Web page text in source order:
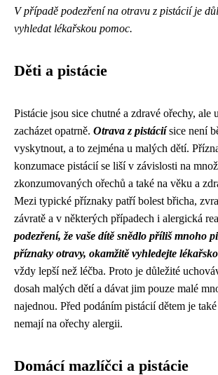
V případě podezření na otravu z pistácií je
vyhledat lékařskou pomoc.
Děti a pistácie
Pistácie jsou sice chutné a zdravé ořechy, ale
zacházet opatrně. Otrava z pistáciísice není
vyskytnout, a to zejména u malých dětí.
konzumace pistácií se liší v závislosti na
zkonzumovaných ořechů a také na věku a
Mezi typické příznaky patří bolest břicha,
závratě a v některých případech i alergická
podezření, že vaše dítě snědlo příliš mnoho
příznaky otravy, okamžitě vyhledejte
vždy lepší než léčba. Proto je důležité
dosah malých dětí a dávat jim pouze malé
najednou. Před podáním pistácií dětem je
nemají na ořechy alergii.
Domácí mazlíčci a pistácie